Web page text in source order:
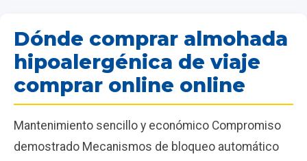
Dónde comprar almohada
hipoalergénica de viaje
comprar online online
Mantenimiento sencillo y económico Compromiso
demostrado Mecanismos de bloqueo automático